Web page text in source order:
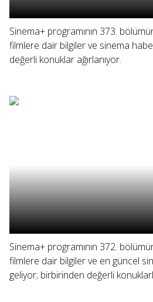
Sinema+ programının 373.
filmlere dair bilgiler ve sinema
değerli konuklar ağırlanıyor.
Sinema+ programının 372.
filmlere dair bilgiler ve en güncel
geliyor; birbirinden değerli